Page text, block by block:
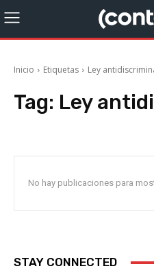
Inicio Etiquetas Ley
Tag: Ley
No hay publicaciones para
STAY CONNECTED